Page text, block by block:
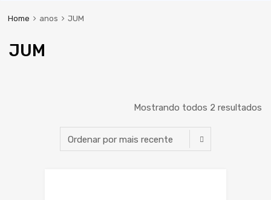
Home anos JUM
JUM
Mostrando todos 2 resultados